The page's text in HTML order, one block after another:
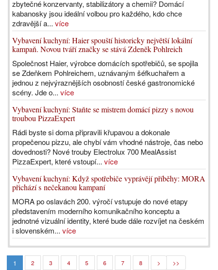
zbytečné konzervanty, stabilizátory a chemii? Domácí
kabanosky jsou ideální volbou pro každého, kdo chce
zdravější a... více
Vybavení kuchyní: Haier spouští historicky největší lokální
kampaň. Novou tváří značky se stává Zdeněk Pohlreich
Společnost Haier, výrobce domácích spotřebičů, se spojila
se Zdeňkem Pohlreichem, uznávaným šéfkuchařem a
jednou z nejvýraznějších osobností české gastronomické
scény. Jde o... více
Vybavení kuchyní: Staňte se mistrem domácí pizzy s novou
troubou PizzaExpert
Rádi byste si doma připravili křupavou a dokonale
propečenou pizzu, ale chybí vám vhodné nástroje, čas nebo
dovednosti? Nové trouby Electrolux 700 MealAssist
PizzaExpert, které vstoupí... více
Vybavení kuchyní: Když spotřebiče vyprávějí příběhy: MORA
přichází s nečekanou kampaní
MORA po oslavách 200. výročí vstupuje do nové etapy
představením moderního komunikačního konceptu a
jednotné vizuální identity, které bude dále rozvíjet na českém
i slovenském... více
1 2 3 4 5 6 7 8 > >>